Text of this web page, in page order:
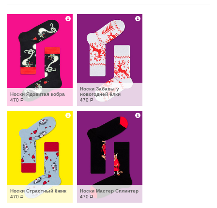
Носки Ядовитая кобра
470 Р
Носки Забавы у
новогодней ёлки
470 Р
Носки Страстный ёжик
470 Р
Носки Мастер Сплинтер
470 Р